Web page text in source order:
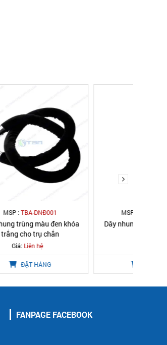
MSP :
Dây nhung trùng màu đen móc
khóa vàng
FANPAGE FACEBOOK